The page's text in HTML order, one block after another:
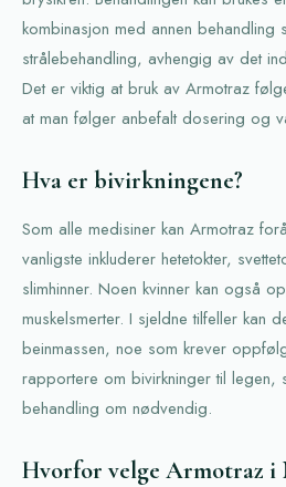
kombinasjon med annen behandling
strålebehandling, avhengig av det
Det er viktig at bruk av Armotraz
at man følger anbefalt dosering og
Hva er bivirkningene?
Som alle medisiner kan Armotraz
vanligste inkluderer hetetokter,
slimhinner. Noen kvinner kan også
muskelsmerter. I sjeldne tilfeller kan
beinmassen, noe som krever
rapportere om bivirkninger til legen,
behandling om nødvendig.
Hvorfor velge Armotraz i